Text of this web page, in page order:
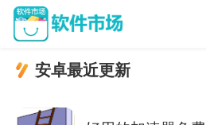
安卓最近更新